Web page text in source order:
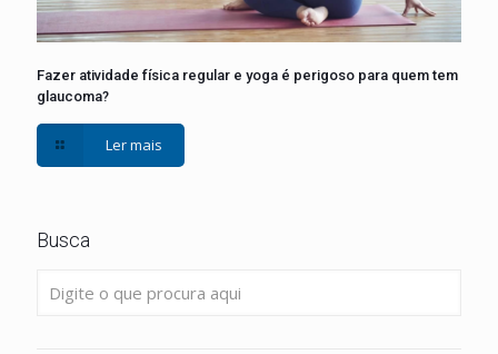
Fazer atividade física regular e yoga é perigoso para quem tem
glaucoma?
Ler mais
Busca